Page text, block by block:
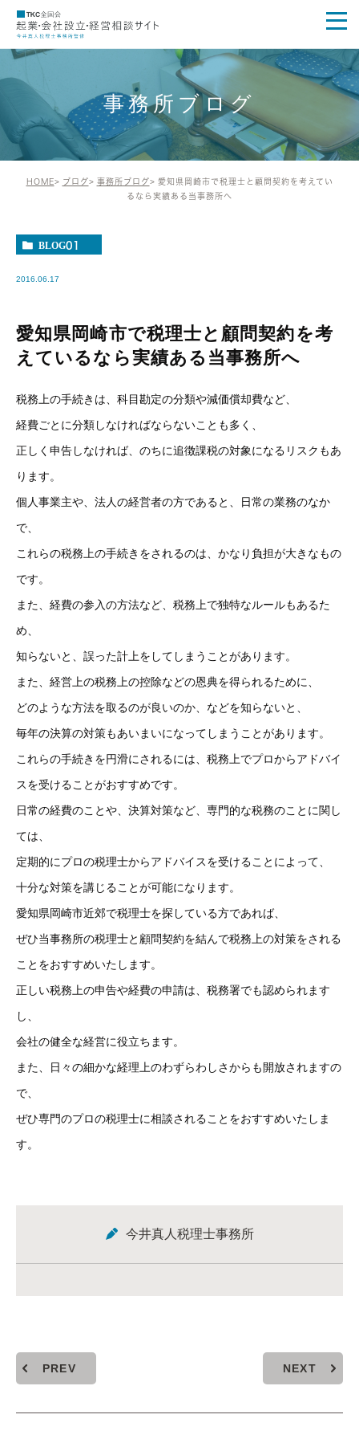
事務所ブログ
HOME ブログ 事務所ブログ
愛知県岡崎市で税理士と顧問契約を考えてい
るなら実績ある当事務所へ
BLOG01
2016.06.17
愛知県岡崎市で税理士と顧問契約を考
えているなら実績ある当事務所へ
税務上の手続きは、科目勘定の分類や減価償却費など、
経費ごとに分類しなければならないことも多く、
正しく申告しなければ、のちに追徴課税の対象になるリスクもあ
ります。
個人事業主や、法人の経営者の方であると、日常の業務のなか
で、
これらの税務上の手続きをされるのは、かなり負担が大きなもの
です。
また、経費の参入の方法など、税務上で独特なルールもあるた
め、
知らないと、誤った計上をしてしまうことがあります。
また、経営上の税務上の控除などの恩典を得られるために、
どのような方法を取るのが良いのか、などを知らないと、
毎年の決算の対策もあいまいになってしまうことがあります。
これらの手続きを円滑にされるには、税務上でプロからアドバイ
スを受けることがおすすめです。
日常の経費のことや、決算対策など、専門的な税務のことに関し
ては、
定期的にプロの税理士からアドバイスを受けることによって、
十分な対策を講じることが可能になります。
愛知県岡崎市近郊で税理士を探している方であれば、
ぜひ当事務所の税理士と顧問契約を結んで税務上の対策をされる
ことをおすすめいたします。
正しい税務上の申告や経費の申請は、税務署でも認められます
し、
会社の健全な経営に役立ちます。
また、日々の細かな経理上のわずらわしさからも開放されますの
で、
ぜひ専門のプロの税理士に相談されることをおすすめいたしま
す。
今井真人税理士事務所
PREV NEXT